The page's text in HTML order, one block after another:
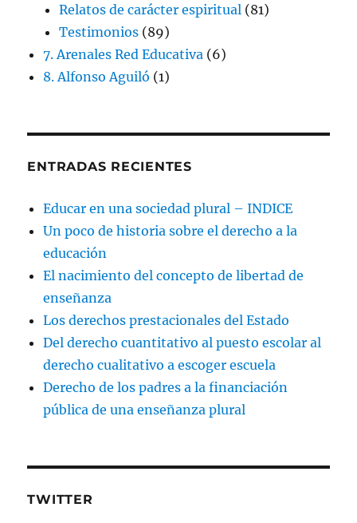
Relatos de carácter espiritual (81)
Testimonios (89)
7. Arenales Red Educativa (6)
8. Alfonso Aguiló (1)
ENTRADAS RECIENTES
Educar en una sociedad plural – INDICE
Un poco de historia sobre el derecho a la
educación
El nacimiento del concepto de libertad de
enseñanza
Los derechos prestacionales del Estado
Del derecho cuantitativo al puesto escolar al
derecho cualitativo a escoger escuela
Derecho de los padres a la financiación
pública de una enseñanza plural
TWITTER